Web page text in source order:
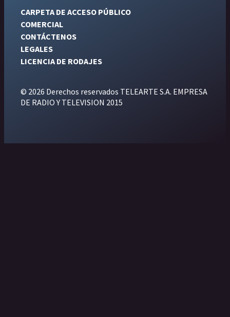
CARPETA DE ACCESO PÚBLICO
COMERCIAL
CONTÁCTENOS
LEGALES
LICENCIA DE RODAJES
© 2026 Derechos reservados TELEARTE S.A. EMPRESA
DE RADIO Y TELEVISION 2015